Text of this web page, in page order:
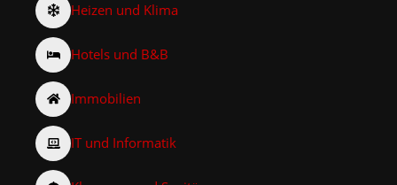
Heizen und Klima
Hotels und B&B
Immobilien
IT und Informatik